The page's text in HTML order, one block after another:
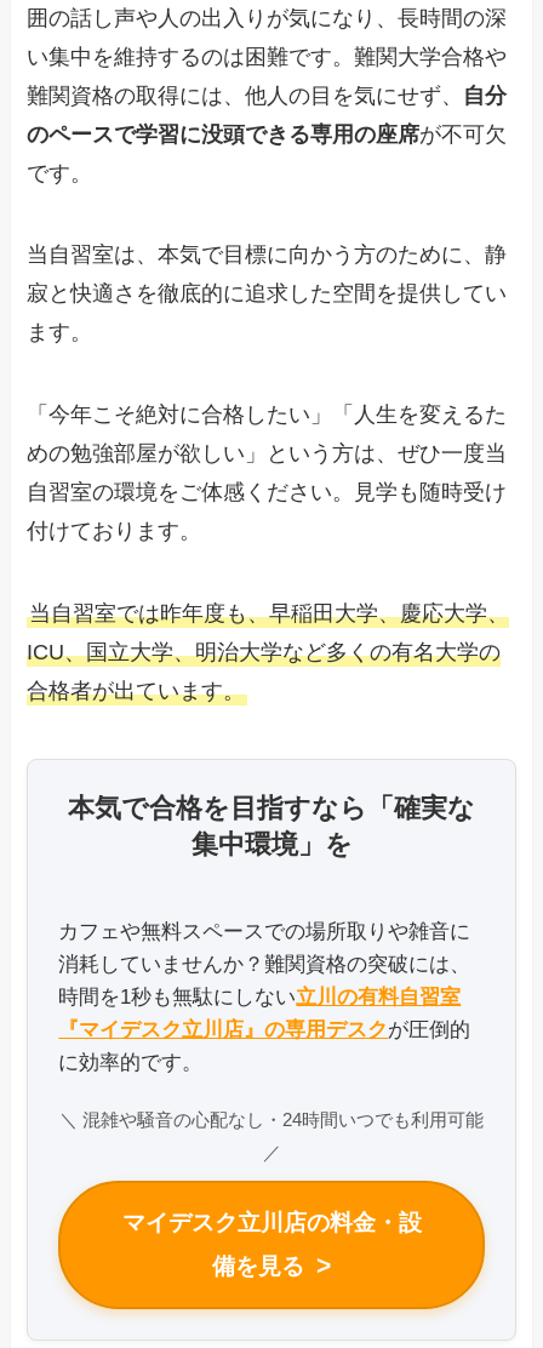
囲の話し声や人の出入りが気になり、長時間の深
い集中を維持するのは困難です。難関大学合格や
難関資格の取得には、他人の目を気にせず、 自分
のペースで学習に没頭できる専用の座席が不可欠
です。
当自習室は、本気で目標に向かう方のために、静
寂と快適さを徹底的に追求した空間を提供してい
ます。
「今年こそ絶対に合格したい」「人生を変えるた
めの勉強部屋が欲しい」という方は、ぜひ一度当
自習室の環境をご体感ください。見学も随時受け
付けております。
当自習室では昨年度も、早稲田大学、慶応大学、
ICU、国立大学、明治大学など多くの有名大学の
合格者が出ています。
本気で合格を目指すなら「確実な
集中環境」を
カフェや無料スペースでの場所取りや雑音に
消耗していませんか？難関資格の突破には、
時間を1秒も無駄にしない立川の有料自習室
『マイデスク立川店』の専用デスクが圧倒的
に効率的です。
＼ 混雑や騒音の心配なし・24時間いつでも利用可能
／
マイデスク立川店の料金・設
備を見る >